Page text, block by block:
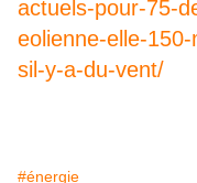
actuels-pour-75-
eolienne-elle-
sil-y-a-du-vent/
#énergie